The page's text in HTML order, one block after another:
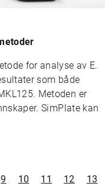
for analyse av E.
som både
Metoden er
SimPlate kan
9 10 11 12 13